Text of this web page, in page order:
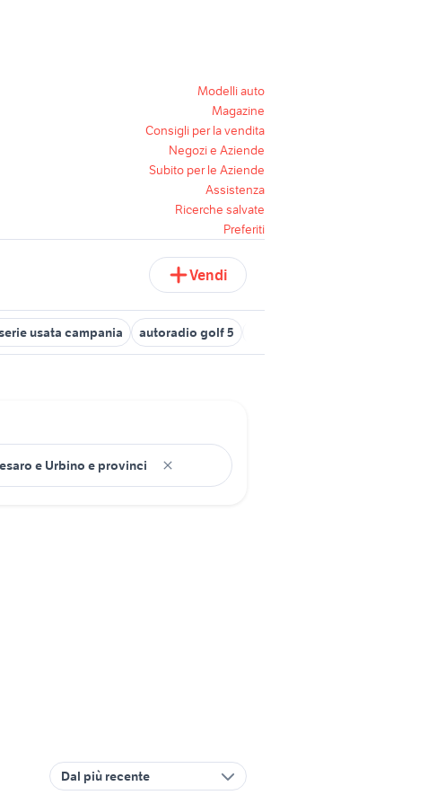
Modelli auto
Magazine
Consigli per la vendita
Negozi e Aziende
Subito per le Aziende
Assistenza
Ricerche salvate
Preferiti
Vendi
usata campania autoradio golf 5
Dal più recente